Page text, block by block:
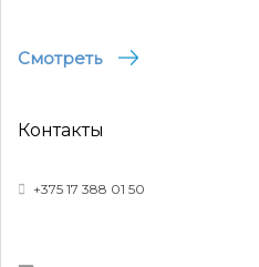
Смотреть
Контакты
+375 17 388 01 50